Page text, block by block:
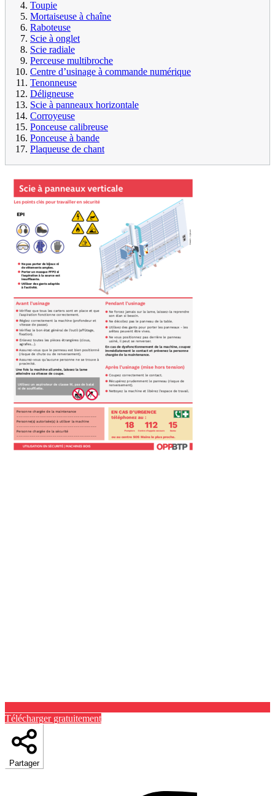
Toupie
Mortaiseuse à chaîne
Raboteuse
Scie à onglet
Scie radiale
Perceuse multibroche
Centre d’usinage à commande numérique
Tenonneuse
Déligneuse
Scie à panneaux horizontale
Corroyeuse
Ponceuse calibreuse
Ponceuse à bande
Plaqueuse de chant
Télécharger gratuitement
Partager